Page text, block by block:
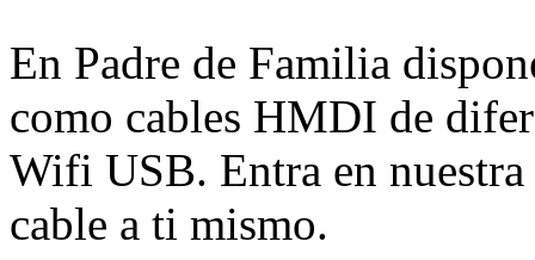
En Padre de Familia
como cables HMDI de
Wifi USB. Entra en
cable a ti mismo.